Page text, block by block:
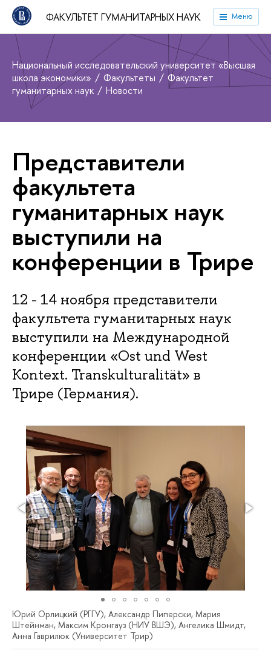
ФАКУЛЬТЕТ ГУМАНИТАРНЫХ НАУК Меню
Национальный исследовательский университет «Высшая
школа экономики»
Факультеты
Факультет
гуманитарных наук
Новости
Представители
факультета
гуманитарных наук
выступили на
конференции в Трире
12 - 14 ноября представители
факультета гуманитарных наук
выступили на Международной
конференции «Ost und West
Kontext. Transkulturalität» в
Трире (Германия).
Юрий Орлицкий (РГГУ), Александр Пиперски, Мария
Штейнман, Максим Кронгауз (НИУ ВШЭ), Ангелика Шмидт,
Анна Гаврилюк (Университет Трир)